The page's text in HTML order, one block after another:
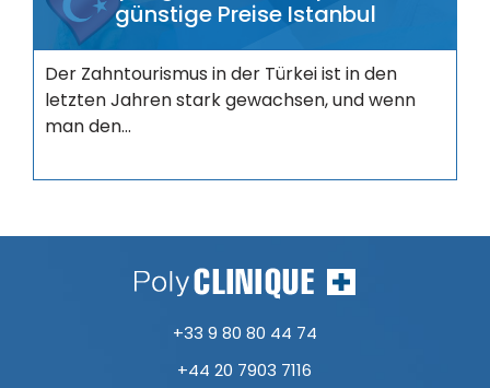
günstige Preise Istanbul
Der Zahntourismus in der Türkei ist in den
letzten Jahren stark gewachsen, und wenn
man den...
+33 9 80 80 44 74
+44 20 7903 7116